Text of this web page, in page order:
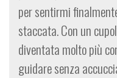
per sentirmi
staccata. Con un
diventata molto più
guidare senza